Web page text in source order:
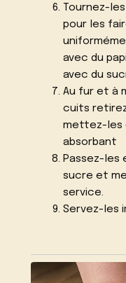
Tournez-
pour les
avec du
avec du
Au fur et à
cuits
mettez-les
absorbant
Passez-les
sucre et
service.
Servez-les